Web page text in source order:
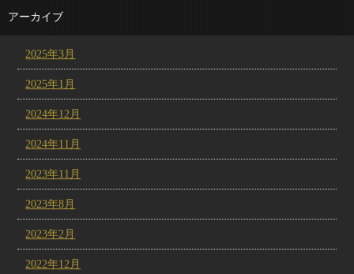
アーカイブ
2025年3月
2025年1月
2024年12月
2024年11月
2023年11月
2023年8月
2023年2月
2022年12月